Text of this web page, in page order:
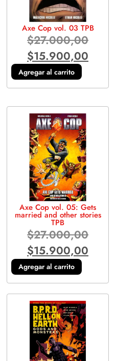
Axe Cop vol. 03 TPB
$27.000,00
$15.900,00
Agregar al carrito
Axe Cop vol. 05: Gets
married and other stories
TPB
$27.000,00
$15.900,00
Agregar al carrito